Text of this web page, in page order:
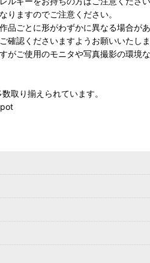
ますのでご注意ください。
ごとに形がわずかに異なる場合が
認くださいますようお願いいたしま
ご使用のモニタや写真撮影の環境
取り揃えられています。